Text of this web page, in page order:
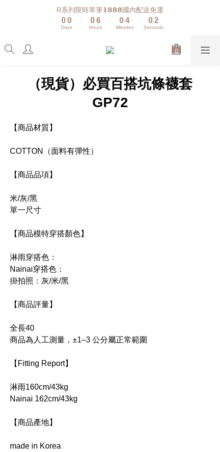
R系列限時單筆𝟭𝟴𝟴𝟴國內配送免運
1
0
1
0
Days
:
1
0
7
6
5
0
Hours
:
1
0
5
4
3
Minutes
:
1
0
3
2
1
Seconds
（現貨）必買百搭坑條襪套
GP72
【商品材質】
COTTON（面料有彈性）
【商品品項】
米/灰/黑
單一尺寸
【商品模特穿搭顏色】
淋雨穿搭色：
Nainai穿搭色：
掛拍照：灰/米/黑
【商品評量】
全長40
商品為人工測量，±1–3 公分屬正常範圍
【Fitting Report】
淋雨160cm/43kg
Nainai 162cm/43kg
【商品產地】
made in Korea